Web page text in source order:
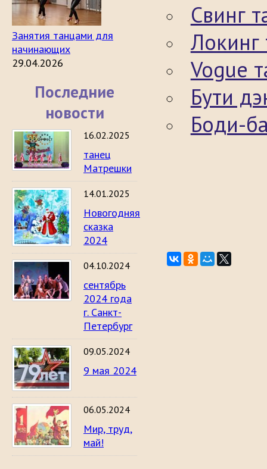
Занятия танцами для
начинающих
29.04.2026
Последние
новости
16.02.2025
танец
Матрешки
14.01.2025
Новогодняя
сказка
2024
04.10.2024
сентябрь
2024 года
г. Санкт-
Петербург
09.05.2024
9 мая 2024
06.05.2024
Мир, труд,
май!
Свинг
Локинг
Vogue
Бути
Боди-